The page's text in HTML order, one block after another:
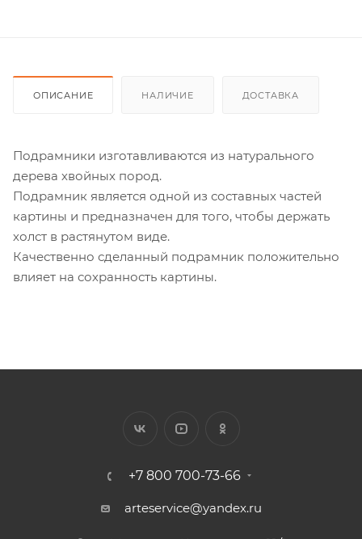
ОПИСАНИЕ НАЛИЧИЕ ДОСТАВКА
Подрамники изготавливаются из натурального
дерева хвойных пород.
Подрамник является одной из составных частей
картины и предназначен для того, чтобы держать
холст в растянутом виде.
Качественно сделанный подрамник положительно
влияет на сохранность картины.
+7 800 700-73-66
arteservice@yandex.ru